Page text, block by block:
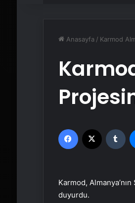
Anasayfa / Karmod
Facebook
Karmod,
duyurdu.